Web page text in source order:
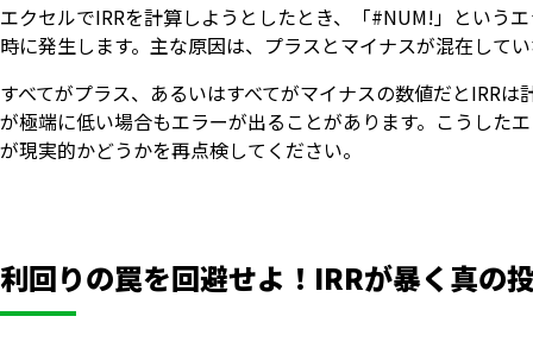
エクセルでIRRを計算しようとしたとき、「#NUM!」という
時に発生します。主な原因は、プラスとマイナスが混在して
すべてがプラス、あるいはすべてがマイナスの数値だとIRR
が極端に低い場合もエラーが出ることがあります。こうした
が現実的かどうかを再点検してください。
利回りの罠を回避せよ！IRRが暴く真の